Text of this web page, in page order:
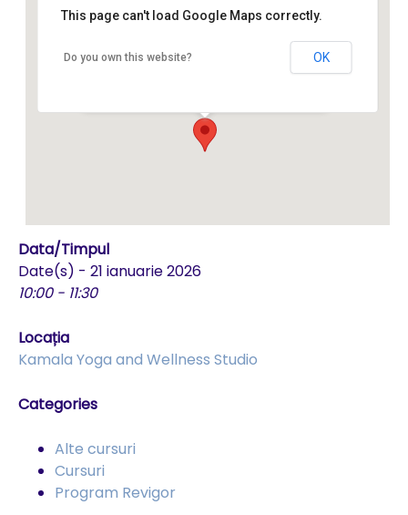
Kamala Yoga and Wellness
This page can't load Google Maps correctly.
Do you own this website? OK
Data/Timpul
Date(s) - 21 ianuarie 2026
10:00 - 11:30
Locația
Kamala Yoga and Wellness Studio
Categories
Alte cursuri
Cursuri
Program Revigor